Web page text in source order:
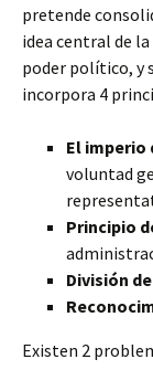
pretende
idea central de la
poder político, y
incorpora 4
El imperio
voluntad
Principio
División
Existen 2